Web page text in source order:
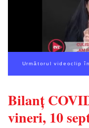
Următorul videoclip
Bilanţ
vineri, 10